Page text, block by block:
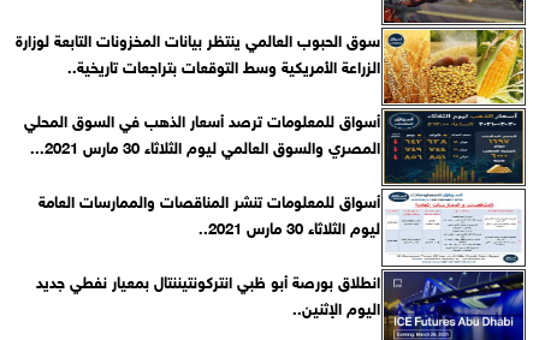
سوق الحبوب العالمي ينتظر بيانات المخزونات التابعة لوزارة
الزراعة الأمريكية وسط التوقعات بتراجعات تاريخية..
أسواق للمعلومات ترصد أسعار الذهب في السوق المحلي
المصري والسوق العالمي ليوم الثلاثاء 30 مارس 2021...
أسواق للمعلومات تنشر المناقصات والممارسات العامة
ليوم الثلاثاء 30 مارس 2021..
انطلاق بورصة أبو ظبي انتركونتيننتال بمعيار نفطي جديد
اليوم الإثنين..